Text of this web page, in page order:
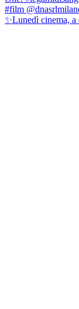
✨Lunedì cinema,